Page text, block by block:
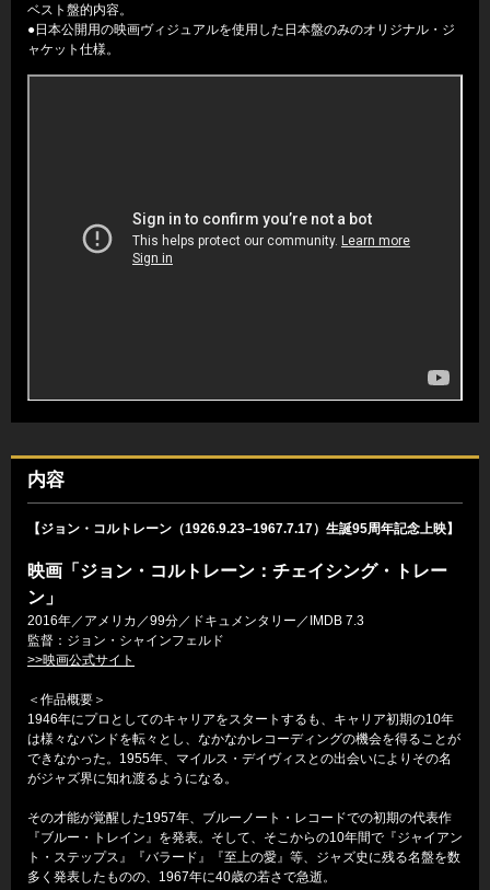
ベスト盤的内容。
●日本公開用の映画ヴィジュアルを使用した日本盤のみのオリジナル・ジ
ャケット仕様。
内容
【ジョン・コルトレーン（1926.9.23–1967.7.17）生誕95周年記念上映】
映画「ジョン・コルトレーン：チェイシング・トレー
ン」
2016年／アメリカ／99分／ドキュメンタリー／IMDB 7.3
監督：ジョン・シャインフェルド
>>映画公式サイト
＜作品概要＞
1946年にプロとしてのキャリアをスタートするも、キャリア初期の10年
は様々なバンドを転々とし、なかなかレコーディングの機会を得ることが
できなかった。1955年、マイルス・デイヴィスとの出会いによりその名
がジャズ界に知れ渡るようになる。
その才能が覚醒した1957年、ブルーノート・レコードでの初期の代表作
『ブルー・トレイン』を発表。そして、そこからの10年間で『ジャイアン
ト・ステップス』『バラード』『至上の愛』等、ジャズ史に残る名盤を数
多く発表したものの、1967年に40歳の若さで急逝。